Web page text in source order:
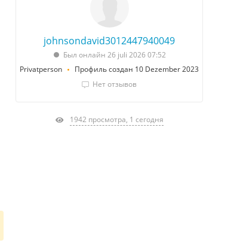
johnsondavid3012447940049
Был онлайн 26 juli 2026 07:52
Privatperson
Профиль создан 10 Dezember 2023
Нет отзывов
1942 просмотра, 1 сегодня